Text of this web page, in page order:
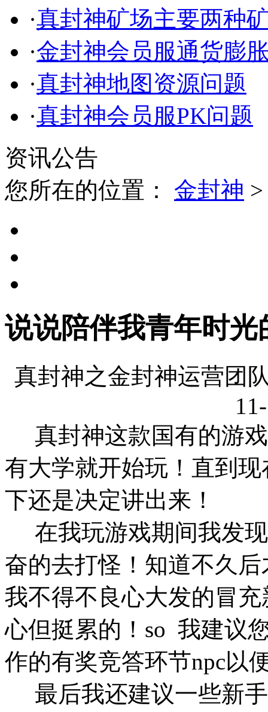
·真封神矿场主要两种
·金封神会员服通货膨
·真封神地图资源问题
·真封神会员服PK问题
资讯公告
您所在的位置： 金封神
说说陪伴我青年时
真封神之金封神运营团
真封神这款国有的游
有大学就开始玩！直到
下还是决定讲出来！
在我玩游戏期间我发
奋的去打怪！知道不久
我不得不良心大发的冒
心但挺累的！so 我建议
作的有奖竞答环节npc以
最后我还建议一些新